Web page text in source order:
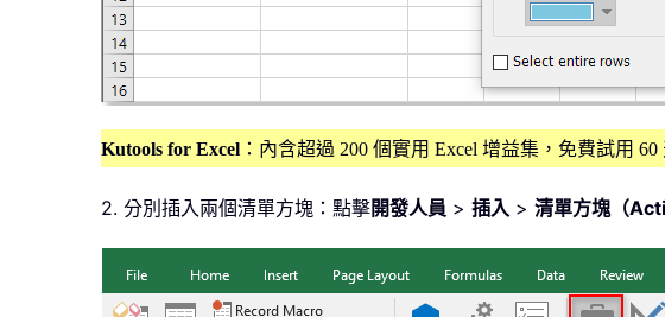
Kutools for Excel ：內含超過 200 個實用 Excel 增益集，免費試用 60
2. 分別插入兩個清單方塊：點擊開發人員 > 插入 > 清單方塊（